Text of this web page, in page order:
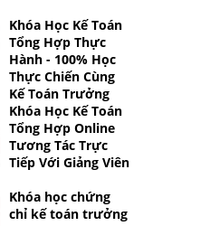
Khóa Học Kế Toán
Tổng Hợp Thực
Hành - 100% Học
Thực Chiến Cùng
Kế Toán Trưởng
Khóa Học Kế Toán
Tổng Hợp Online
Tương Tác Trực
Tiếp Với Giảng Viên
Khóa học chứng
chỉ kế toán trưởng